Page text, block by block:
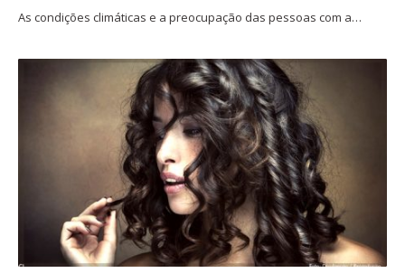
As condições climáticas e a preocupação das pessoas com a…